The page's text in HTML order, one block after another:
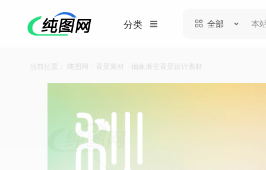
分类 全部
当前位置： 纯图网 背景素材 抽象渐变背景设计素材